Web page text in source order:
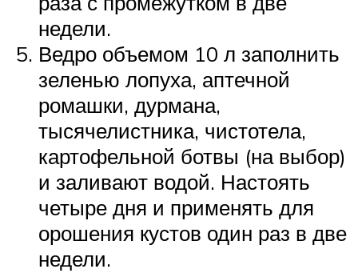
недели.
Ведро объемом 10 л заполнить
зеленью лопуха, аптечной
ромашки, дурмана,
тысячелистника, чистотела,
картофельной ботвы (на выбор)
и заливают водой. Настоять
четыре дня и применять для
орошения кустов один раз в две
недели.